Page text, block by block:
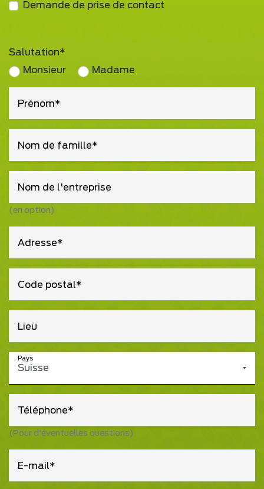
Demande de prise de contact
Salutation
Monsieur
Madame
Prénom
Nom de famille
Nom de l'entreprise
(en option)
Adresse
Code postal
Lieu
Suisse
Pays
Téléphone
(Pour d'éventuelles questions)
E-mail